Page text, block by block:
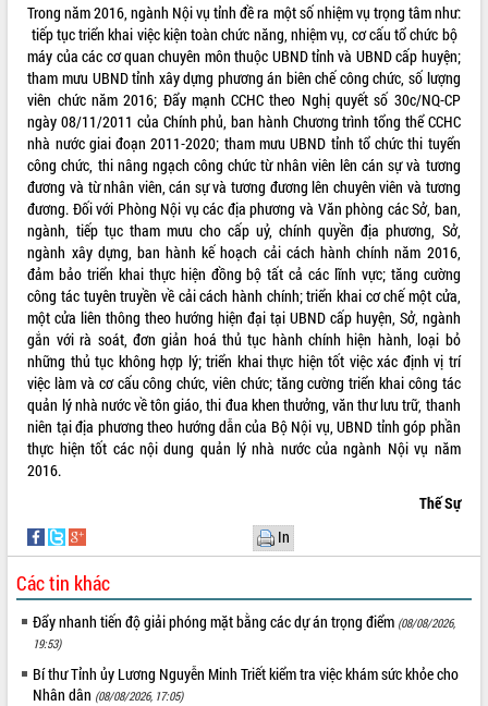
Trong năm 2016, ngành Nội vụ tỉnh đề ra một số nhiệm vụ trọng tâm như:
tiếp tục triển khai việc kiện toàn chức năng, nhiệm vụ, cơ cấu tổ chức bộ
máy của các cơ quan chuyên môn thuộc UBND tỉnh và UBND cấp huyện;
tham mưu UBND tỉnh xây dựng phương án biên chế công chức, số lượng
viên chức năm 2016; Đẩy mạnh CCHC theo Nghị quyết số 30c/NQ-CP
ngày 08/11/2011 của Chính phủ, ban hành Chương trình tổng thể CCHC
nhà nước giai đoạn 2011-2020; tham mưu UBND tỉnh tổ chức thi tuyển
công chức, thi nâng ngạch công chức từ nhân viên lên cán sự và tương
đương và từ nhân viên, cán sự và tương đương lên chuyên viên và tương
đương. Đối với Phòng Nội vụ các địa phương và Văn phòng các Sở, ban,
ngành, tiếp tục tham mưu cho cấp uỷ, chính quyền địa phương, Sở,
ngành xây dựng, ban hành kế hoạch cải cách hành chính năm 2016,
đảm bảo triển khai thực hiện đồng bộ tất cả các lĩnh vực; tăng cường
công tác tuyên truyền về cải cách hành chính; triển khai cơ chế một cửa,
một cửa liên thông theo hướng hiện đại tại UBND cấp huyện, Sở, ngành
gắn với rà soát, đơn giản hoá thủ tục hành chính hiện hành, loại bỏ
những thủ tục không hợp lý; triển khai thực hiện tốt việc xác định vị trí
việc làm và cơ cấu công chức, viên chức; tăng cường triển khai công tác
quản lý nhà nước về tôn giáo, thi đua khen thưởng, văn thư lưu trữ, thanh
niên tại địa phương theo hướng dẫn của Bộ Nội vụ, UBND tỉnh góp phần
thực hiện tốt các nội dung quản lý nhà nước của ngành Nội vụ năm
2016.
Thế Sự
In
Các tin khác
Đẩy nhanh tiến độ giải phóng mặt bằng các dự án trọng điểm (08/08/2026,
19:53)
Bí thư Tỉnh ủy Lương Nguyễn Minh Triết kiểm tra việc khám sức khỏe cho
Nhân dân (08/08/2026, 17:05)